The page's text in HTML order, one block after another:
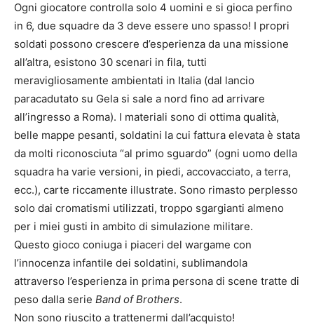
Ogni giocatore controlla solo 4 uomini e si gioca perfino
in 6, due squadre da 3 deve essere uno spasso! I propri
soldati possono crescere d’esperienza da una missione
all’altra, esistono 30 scenari in fila, tutti
meravigliosamente ambientati in Italia (dal lancio
paracadutato su Gela si sale a nord fino ad arrivare
all’ingresso a Roma). I materiali sono di ottima qualità,
belle mappe pesanti, soldatini la cui fattura elevata è stata
da molti riconosciuta “al primo sguardo” (ogni uomo della
squadra ha varie versioni, in piedi, accovacciato, a terra,
ecc.), carte riccamente illustrate. Sono rimasto perplesso
solo dai cromatismi utilizzati, troppo sgargianti almeno
per i miei gusti in ambito di simulazione militare.
Questo gioco coniuga i piaceri del wargame con
l’innocenza infantile dei soldatini, sublimandola
attraverso l’esperienza in prima persona di scene tratte di
peso dalla serie Band of Brothers.
Non sono riuscito a trattenermi dall’acquisto!